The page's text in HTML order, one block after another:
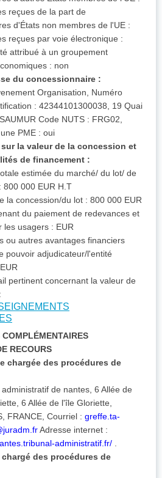
reçues de la part de
d'États non membres de l'UE :
reçues par voie électronique :
attribué à un groupement
: non
du concessionnaire :
Organisation, Numéro
: 42344101300038, 19 Quai
Code NUTS : FRG02,
PME : oui
la valeur de la concession et
de financement :
estimée du marché/ du lot/ de
800 000 EUR H.T
la concession/du lot : 800 000 EUR
du paiement de redevances et
les usagers : EUR
ou autres avantages financiers
pouvoir adjudicateur/l'entité
EUR
pertinent concernant la valeur de
RECOURS
chargée des procédures de
de nantes, 6 Allée de
6 Allée de l'île Gloriette,
FRANCE, Courriel : greffe.ta-
Adresse internet :
administratif.fr/ .
chargé des procédures de